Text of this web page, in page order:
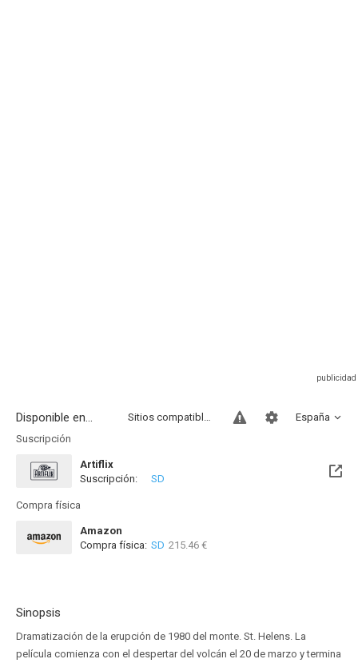
Disponible en... España
Sitios compatibles
Suscripción
Artiflix
Suscripción:
SD
Compra física
Amazon
Compra física: SD 215.46 €
Sinopsis
Dramatización de la erupción de 1980 del monte. St. Helens. La
película comienza con el despertar del volcán el 20 de marzo y termina